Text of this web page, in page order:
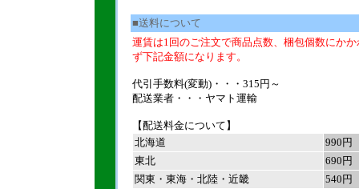
■送料について
運賃は1回のご注文で商品点数、梱包個数にかか
ず下記金額になります。
代引手数料(変動)・・・315円～
配送業者・・・ヤマト運輸
【配送料金について】
北海道
990円
東北
690円
関東・東海・北陸・近畿
540円